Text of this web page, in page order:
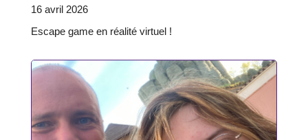
16 avril 2026
Escape game en réalité virtuel !